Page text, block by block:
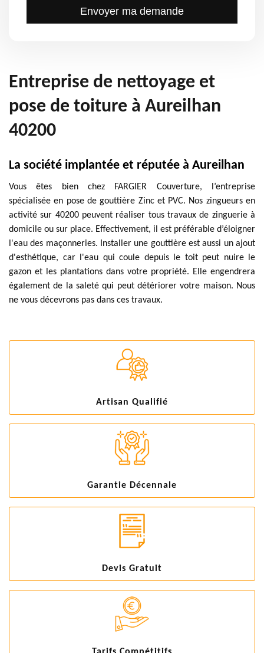
Entreprise de nettoyage et
pose de toiture à Aureilhan
40200
La société implantée et réputée à Aureilhan
Vous êtes bien chez FARGIER Couverture, l’entreprise
spécialisée en pose de gouttière Zinc et PVC. Nos zingueurs en
activité sur 40200 peuvent réaliser tous travaux de zinguerie à
domicile ou sur place. Effectivement, il est préférable d’éloigner
l'eau des maçonneries. Installer une gouttière est aussi un ajout
d'esthétique, car l'eau qui coule depuis le toit peut nuire le
gazon et les plantations dans votre propriété. Elle engendrera
également de la saleté qui peut détériorer votre maison. Nous
ne vous décevrons pas dans ces travaux.
Artisan Qualifié
Garantie Décennale
Devis Gratuit